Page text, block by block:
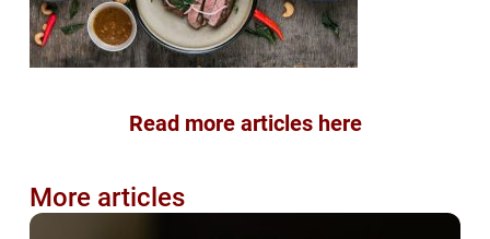
Read more articles here
More articles